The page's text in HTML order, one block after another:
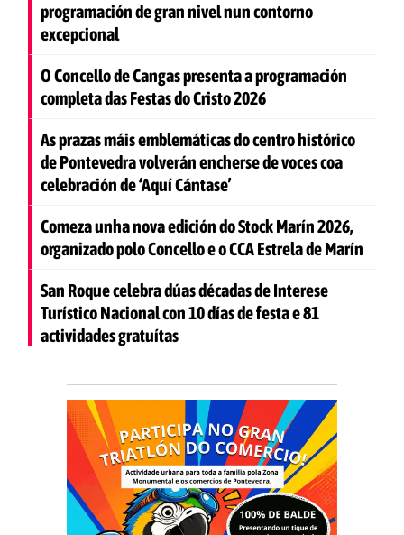
programación de gran nivel nun contorno
excepcional
O Concello de Cangas presenta a programación
completa das Festas do Cristo 2026
As prazas máis emblemáticas do centro histórico
de Pontevedra volverán encherse de voces coa
celebración de ‘Aquí Cántase’
Comeza unha nova edición do Stock Marín 2026,
organizado polo Concello e o CCA Estrela de Marín
San Roque celebra dúas décadas de Interese
Turístico Nacional con 10 días de festa e 81
actividades gratuítas